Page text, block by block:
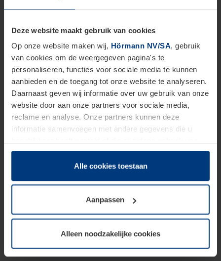
Deze website maakt gebruik van cookies
Op onze website maken wij, Hörmann NV/SA, gebruik
van cookies om de weergegeven pagina's te
personaliseren, functies voor sociale media te kunnen
aanbieden en de toegang tot onze website te analyseren.
Daarnaast geven wij informatie over uw gebruik van onze
website door aan onze partners voor sociale media,
reclame en analyse. Onze partners kunnen deze
informatie samenvoegen met andere gegevens die u
hun diensten hebben verzameld.
Juridisch hebben wij het recht om cookies op uw
van deze pagina's absoluut vereist is. Voor alle andere
soorten cookies is uw toestemming benodigd. Uw
toestemming kunt u op elk moment bij de uitleg van de
wijzigen of herroepen.
Alle cookies toestaan
Aanpassen
Alleen noodzakelijke cookies